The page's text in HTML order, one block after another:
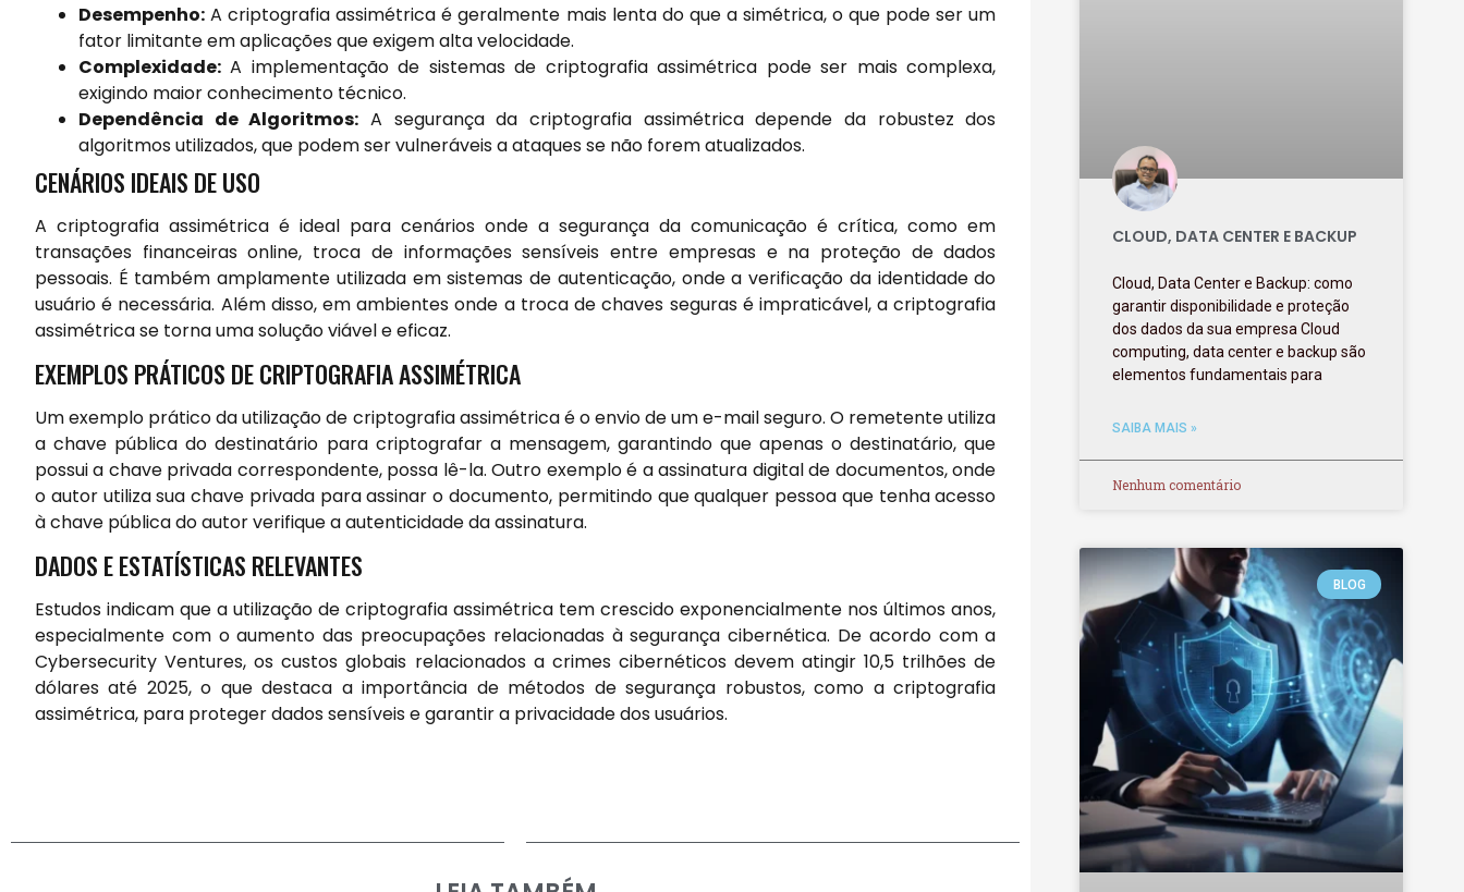
Desempenho: A criptografia assimétrica é geralmente mais lenta do que a simétrica, o que pode ser um
fator limitante em aplicações que exigem alta velocidade.
Complexidade: A implementação de sistemas de criptografia assimétrica pode ser mais complexa,
exigindo maior conhecimento técnico.
Dependência de Algoritmos: A segurança da criptografia assimétrica depende da robustez dos
algoritmos utilizados, que podem ser vulneráveis a ataques se não forem atualizados.
CENÁRIOS IDEAIS DE USO
A criptografia assimétrica é ideal para cenários onde a segurança da comunicação é crítica, como em
transações financeiras online, troca de informações sensíveis entre empresas e na proteção de dados
pessoais. É também amplamente utilizada em sistemas de autenticação, onde a verificação da identidade do
usuário é necessária. Além disso, em ambientes onde a troca de chaves seguras é impraticável, a criptografia
assimétrica se torna uma solução viável e eficaz.
EXEMPLOS PRÁTICOS DE CRIPTOGRAFIA ASSIMÉTRICA
Um exemplo prático da utilização de criptografia assimétrica é o envio de um e-mail seguro. O remetente utiliza
a chave pública do destinatário para criptografar a mensagem, garantindo que apenas o destinatário, que
possui a chave privada correspondente, possa lê-la. Outro exemplo é a assinatura digital de documentos, onde
o autor utiliza sua chave privada para assinar o documento, permitindo que qualquer pessoa que tenha acesso
à chave pública do autor verifique a autenticidade da assinatura.
DADOS E ESTATÍSTICAS RELEVANTES
Estudos indicam que a utilização de criptografia assimétrica tem crescido exponencialmente nos últimos anos,
especialmente com o aumento das preocupações relacionadas à segurança cibernética. De acordo com a
Cybersecurity Ventures, os custos globais relacionados a crimes cibernéticos devem atingir 10,5 trilhões de
dólares até 2025, o que destaca a importância de métodos de segurança robustos, como a criptografia
assimétrica, para proteger dados sensíveis e garantir a privacidade dos usuários.
CLOUD, DATA CENTER E BACKUP
Cloud, Data Center e Backup: como
garantir disponibilidade e proteção
dos dados da sua empresa Cloud
computing, data center e backup são
elementos fundamentais para
SAIBA MAIS »
Nenhum comentário
BLOG